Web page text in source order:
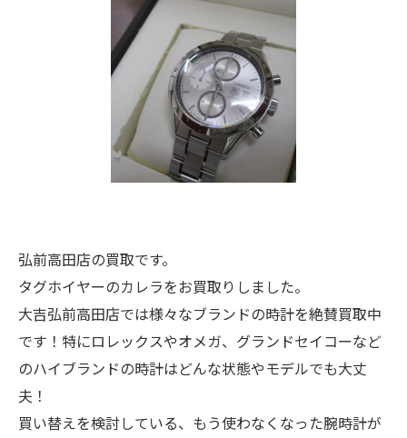
弘前高田店の買取です。
タグホイヤーのカレラをお買取りしました。
大吉弘前高田店では様々なブランドの時計を絶賛買取中
です！特にロレックスやオメガ、グランドセイコーなど
のハイブランドの時計はどんな状態やモデルでも大丈
夫！
買い替えを検討している、もう使わなくなった腕時計が